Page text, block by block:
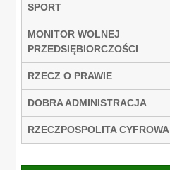
SPORT
MONITOR WOLNEJ
PRZEDSIĘBIORCZOŚCI
RZECZ O PRAWIE
DOBRA ADMINISTRACJA
RZECZPOSPOLITA CYFROWA